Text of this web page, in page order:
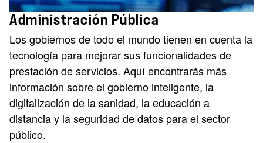
Administración Pública
Los gobiernos de todo el mundo tienen en cuenta la
tecnología para mejorar sus funcionalidades de
prestación de servicios. Aquí encontrarás más
información sobre el gobierno inteligente, la
digitalización de la sanidad, la educación a
distancia y la seguridad de datos para el sector
público.